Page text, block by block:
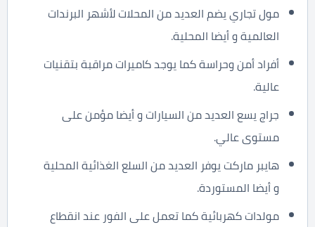
مول تجاري يضم العديد من المحلات لأشهر البرندات
العالمية و أيضا المحلية.
أفراد أمن وحراسة كما يوجد كاميرات مراقبة بتقنيات
عالية.
جراج يسع العديد من السيارات و أيضا مؤمن على
مستوى عالي.
هايبر ماركت يوفر العديد من السلع الغذائية المحلية
و أيضا المستوردة.
مولدات كهربائية كما تعمل على الفور عند انقطاع